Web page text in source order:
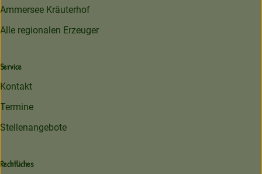
Ammersee Kräuterhof
Alle regionalen Erzeuger
Service
Kontakt
Termine
Stellenangebote
Rechtliches